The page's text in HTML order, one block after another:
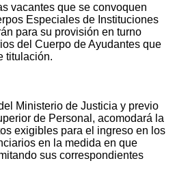
vacantes que se convoquen
Especiales de Instituciones
para su provisión en turno
del Cuerpo de Ayudantes que
titulación.
Ministerio de Justicia y previo
de Personal, acomodará la
exigibles para el ingreso en los
en la medida en que
sus correspondientes